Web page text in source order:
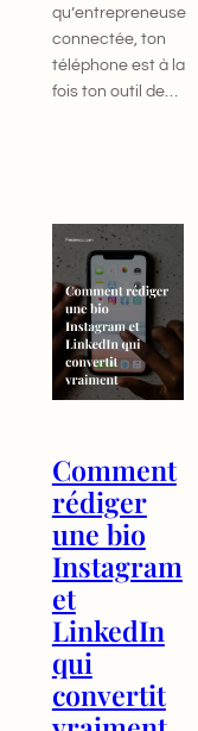
qu’entrepreneuse
connectée, ton
téléphone est à la
fois ton outil de…
Comment
rédiger
une bio
Instagram
et
LinkedIn
qui
convertit